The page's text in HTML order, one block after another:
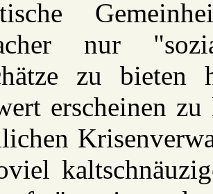
nur
zu
erscheinen